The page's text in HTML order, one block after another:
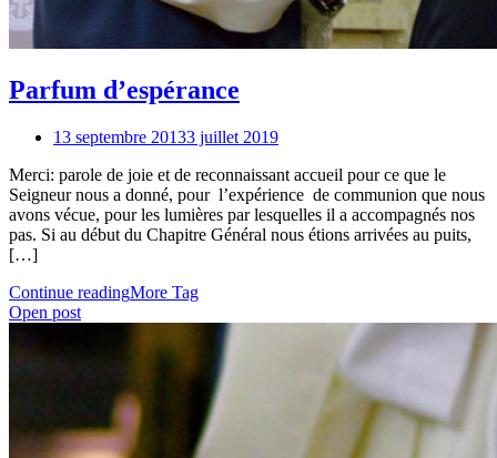
Parfum d’espérance
13 septembre 20133 juillet 2019
Merci: parole de joie et de reconnaissant accueil pour ce que le
Seigneur nous a donné, pour l’expérience de communion que nous
avons vécue, pour les lumières par lesquelles il a accompagnés nos
pas. Si au début du Chapitre Général nous étions arrivées au puits,
[…]
Continue readingMore Tag
Open post